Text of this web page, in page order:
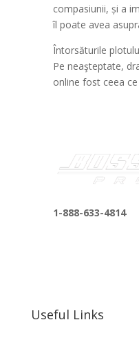
compasiunii, și a
îl poate avea
Întorsăturile
Pe neaşteptate,
online fost ceea
1-888-633-4814
Useful Links